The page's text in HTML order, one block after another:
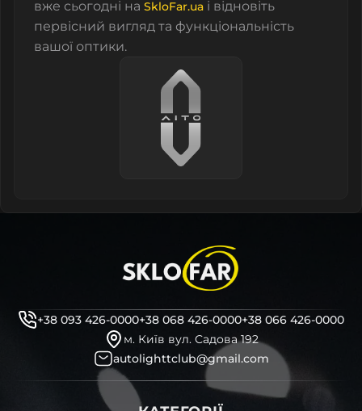
вже сьогодні на SkloFar.ua і відновіть
первісний вигляд та функціональність
вашої оптики.
+38 093 426-0000+38 068 426-0000+38 066 426-0000
м. Київ вул. Садова 192
autolighttclub@gmail.com